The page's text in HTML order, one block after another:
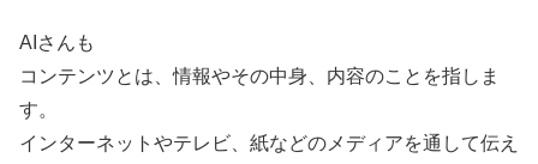
AIさんも
コンテンツとは、情報やその中身、内容のことを指しま
す。
インターネットやテレビ、紙などのメディアを通して伝え